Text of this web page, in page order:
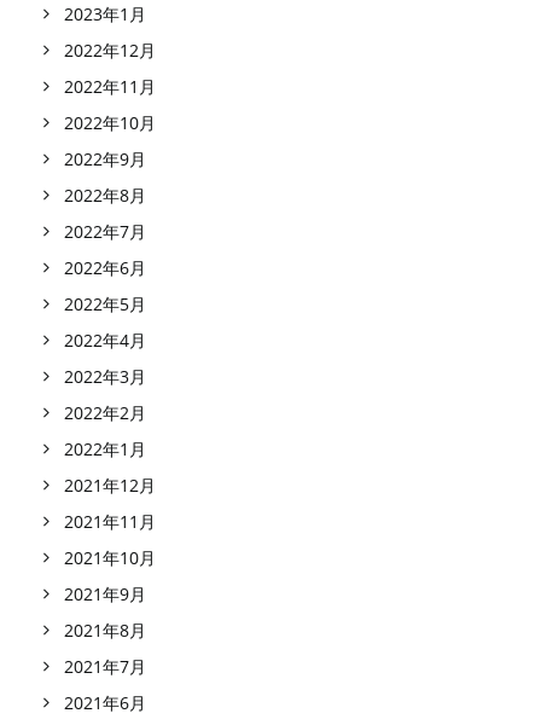
2023年1月
2022年12月
2022年11月
2022年10月
2022年9月
2022年8月
2022年7月
2022年6月
2022年5月
2022年4月
2022年3月
2022年2月
2022年1月
2021年12月
2021年11月
2021年10月
2021年9月
2021年8月
2021年7月
2021年6月